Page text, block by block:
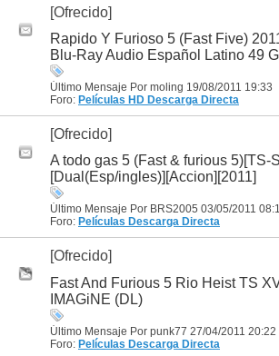
[Ofrecido]
Rapido Y Furioso 5 (Fast Five)
Blu-Ray Audio Español Latino 49
Último Mensaje Por moling 19/08/2011 19:33
Foro: Películas HD Descarga Directa
[Ofrecido]
A todo gas 5 (Fast & furious 5)[TS-
[Dual(Esp/ingles)][Accion][2011]
Último Mensaje Por BRS2005 03/05/2011
Foro: Películas Descarga Directa
[Ofrecido]
Fast And Furious 5 Rio Heist TS
IMAGiNE (DL)
Último Mensaje Por punk77 27/04/2011 20:22
Foro: Películas Descarga Directa